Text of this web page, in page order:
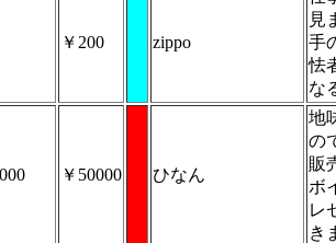
￥200 zippo
見
手
怯
な
￥50000 ひなん
地
の
販
ボ
レ
き